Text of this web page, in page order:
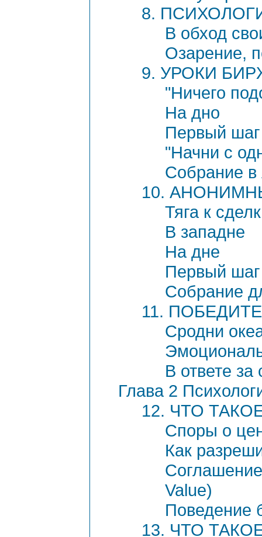
8.
В обход
Озарение,
9. УРОКИ
"Ничего
На дно
Первый шаг
"Начни с
Собрание
10.
Тяга к
В западне
На дне
Первый шаг
Собрание
11.
Сродни
В ответе
Глава 2
12. ЧТО
Споры о
Как
Value)
Поведение
13. ЧТО